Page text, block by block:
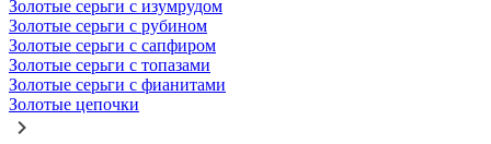
Золотые серьги с изумрудом
Золотые серьги с рубином
Золотые серьги с сапфиром
Золотые серьги с топазами
Золотые серьги с фианитами
Золотые цепочки